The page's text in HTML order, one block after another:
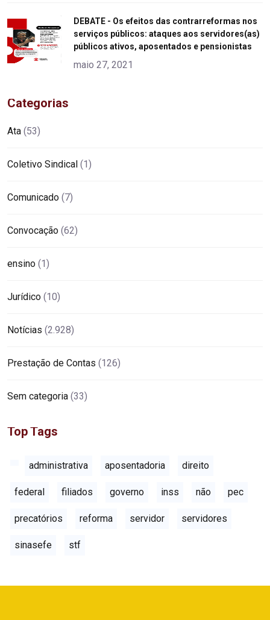
alt="product">
DEBATE - Os efeitos das contrarreformas nos
serviços públicos: ataques aos servidores(as)
públicos ativos, aposentados e pensionistas
maio 27, 2021
Categorias
Ata (53)
Coletivo Sindical (1)
Comunicado (7)
Convocação (62)
ensino (1)
Jurídico (10)
Notícias (2.928)
Prestação de Contas (126)
Sem categoria (33)
Top Tags
administrativa aposentadoria direito
federal filiados governo inss não pec
precatórios reforma servidor servidores
sinasefe stf